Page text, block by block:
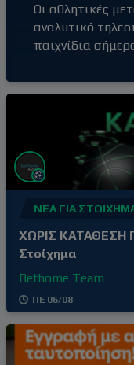
Οι αθλητικές
αναλυτικό
παιχνίδια
Novaspots 6HD |
COSMOTE
Μόντρεαλ 20:45
Παναθηναϊκός
ΝΈΑ ΓΙΑ
ΧΩΡΙΣ ΚΑΤΑΘΕΣΗ
Στοίχημα
Bethome Team
ΠΕ 06/08